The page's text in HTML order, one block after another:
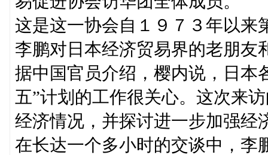
这是这一协会自１９７３年以来
李鹏对日本经济贸易界的老朋友
据中国官员介绍，樱内说，日本
五”计划的工作很关心。这次来
经济情况，并探讨进一步加强经
在长达一个多小时的交谈中，李